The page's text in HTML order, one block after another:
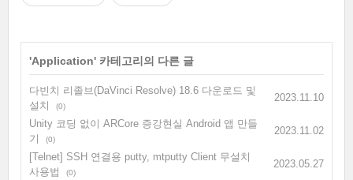
'Application' 카테고리의 다른 글
다빈치 리졸브(DaVinci Resolve) 18.6 다운로드 및
설치
(0)
2023.11.10
Unity 코딩 없이 ARCore 증강현실 Android 앱 만들
기
(0)
2023.11.02
[Telnet] SSH 연결용 putty, mtputty Client 무설치
사용법
(0)
2023.05.27